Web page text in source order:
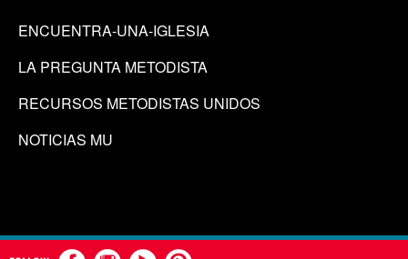
ENCUENTRA-UNA-IGLESIA
LA PREGUNTA METODISTA
RECURSOS METODISTAS UNIDOS
NOTICIAS MU